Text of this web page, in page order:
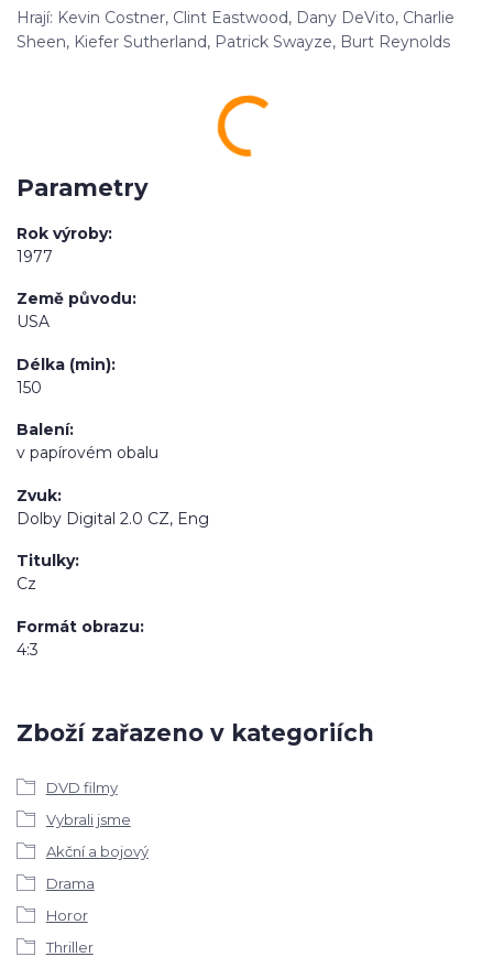
Hrají: Kevin Costner, Clint Eastwood, Dany DeVito, Charlie
Sheen, Kiefer Sutherland, Patrick Swayze, Burt Reynolds
Parametry
Rok výroby
1977
Země původu
USA
Délka (min)
150
Balení
v papírovém obalu
Zvuk
Dolby Digital 2.0 CZ, Eng
Titulky
Cz
Formát obrazu
4:3
Zboží zařazeno v kategoriích
DVD filmy
Vybrali jsme
Akční a bojový
Drama
Horor
Thriller